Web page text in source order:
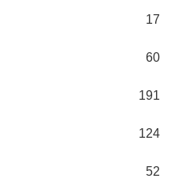
17
60
191
124
52